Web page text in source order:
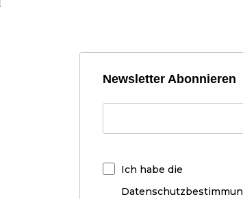
Newsletter Abonnieren
Ich habe die